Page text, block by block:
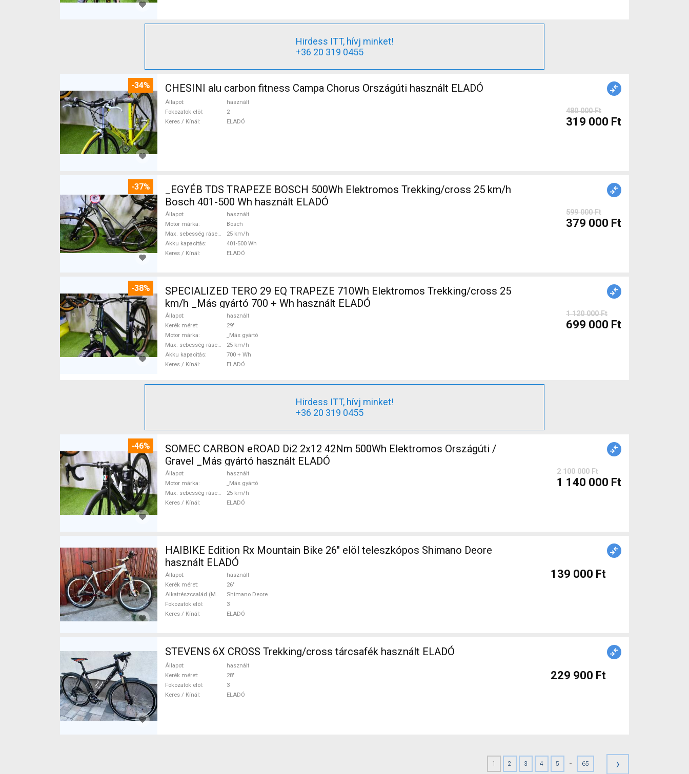
Hirdess ITT, hívj minket!
+36 20 319 0455
-34% CHESINI alu carbon fitness Campa Chorus Országúti használt ELADÓ
Állapot
használt
Fokozatok elöl
2
Keres / Kínál
ELADÓ
480 000 Ft
319 000 Ft
-37%
_EGYÉB TDS TRAPEZE BOSCH 500Wh Elektromos Trekking/cross 25 km/h
Bosch 401-500 Wh használt ELADÓ
Állapot
használt
Motor márka
Bosch
Max. sebesség rásegítéssel
25 km/h
Akku kapacitás
401-500 Wh
Keres / Kínál
ELADÓ
599 000 Ft
379 000 Ft
-38%
SPECIALIZED TERO 29 EQ TRAPEZE 710Wh Elektromos Trekking/cross 25
km/h _Más gyártó 700 + Wh használt ELADÓ
Állapot
használt
Kerék méret
29"
Motor márka
_Más gyártó
Max. sebesség rásegítéssel
25 km/h
Akku kapacitás
700 + Wh
Keres / Kínál
ELADÓ
1 120 000 Ft
699 000 Ft
Hirdess ITT, hívj minket!
+36 20 319 0455
-46%
SOMEC CARBON eROAD Di2 2x12 42Nm 500Wh Elektromos Országúti /
Gravel _Más gyártó használt ELADÓ
Állapot
használt
Motor márka
_Más gyártó
Max. sebesség rásegítéssel
25 km/h
Keres / Kínál
ELADÓ
2 100 000 Ft
1 140 000 Ft
HAIBIKE Edition Rx Mountain Bike 26" elöl teleszkópos Shimano Deore
használt ELADÓ
Állapot
használt
Kerék méret
26"
Alkatrészcsalád (MTB)
Shimano Deore
Fokozatok elöl
3
Keres / Kínál
ELADÓ
139 000 Ft
STEVENS 6X CROSS Trekking/cross tárcsafék használt ELADÓ
Állapot
használt
Kerék méret
28"
Fokozatok elöl
3
Keres / Kínál
ELADÓ
229 900 Ft
1 2 3 4 5 - 65 ›